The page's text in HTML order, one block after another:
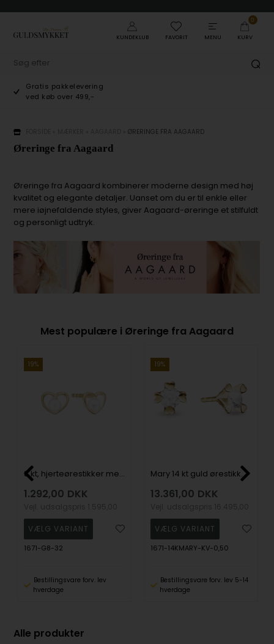
KUNDEKLUB FAVORIT MENU
0
KURV
Gratis pakkelevering
ved køb over 499,-
»ØRERINGE FRA AAGAARD
Øreringe fra Aagaard
Øreringe fra Aagaard kombinerer moderne design med høj
kvalitet og elegante detaljer. Uanset om du er til enkle eller
mere iøjnefaldende styles, giver Aagaard-øreringe et stilfuldt
og personligt udtryk.
Mest populære i Øreringe fra Aagaard
19%
8 kt, hjerteørestikker med perle i midten-Aagaard
1.292,00 DKK
1671-G8-32
Bestillingsvare forv. lev
hverdage
19%
Mary 14 kt guld ørestikkere med i alt 1,00 ct labgrown diamanter Wesselton VS
13.361,00 DKK
1671-14KMARY-KV-0,50
Bestillingsvare forv. lev 5-14
hverdage
Alle produkter